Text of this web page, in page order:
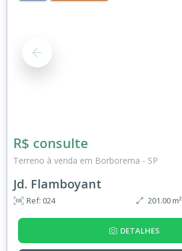
R$ consulte
Terreno à venda em Borborema - SP
Jd. Flamboyant
Ref: 024 201.00 m²
DETALHES